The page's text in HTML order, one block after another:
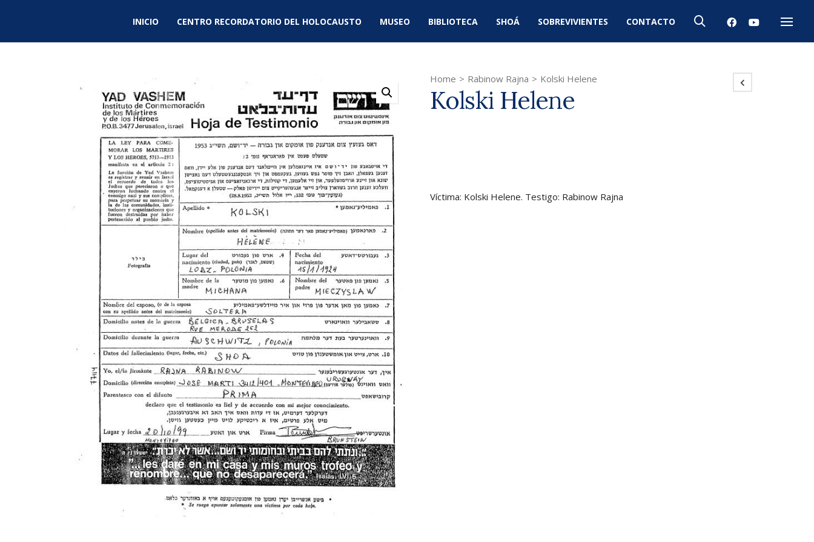
INICIO CENTRO RECORDATORIO DEL HOLOCAUSTO MUSEO BIBLIOTECA SHOÁ SOBREVIVIENTES CONTACTO
Menú
Home > Rabinow Rajna > Kolski Helene
Kolski Helene
Víctima: Kolski Helene. Testigo: Rabinow Rajna